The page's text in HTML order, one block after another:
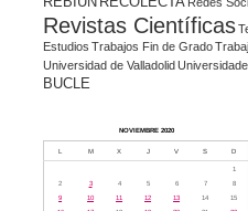
Revistas Científicas
Estudios Trabajos Fin de Grado
Universidad de Valladolid
BUCLE
NOVIEMBRE 2020
L M X J V S D
1
2
3 4 5 6 7
8
9
10 11 12 13 14
15